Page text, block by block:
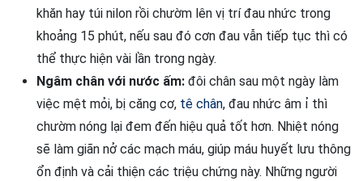
khăn hay túi nilon rồi chườm lên vị trí đau nhức trong
khoảng 15 phút, nếu sau đó cơn đau vẫn tiếp tục thì có
thể thực hiện vài lần trong ngày.
Ngâm chân với nước ấm: đôi chân sau một ngày làm
việc mệt mỏi, bị căng cơ, tê chân, đau nhức âm ỉ thì
chườm nóng lại đem đến hiệu quả tốt hơn. Nhiệt nóng
sẽ làm giãn nở các mạch máu, giúp máu huyết lưu thông
ổn định và cải thiện các triệu chứng này. Những người